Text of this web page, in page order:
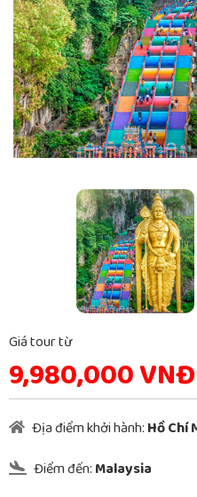
Giá tour từ
9,980,000 VNĐ
Địa điểm khởi hành: Hồ Chí
Điểm đến: Malaysia